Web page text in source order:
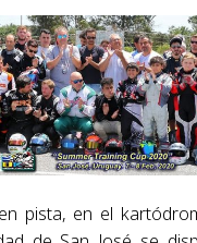
pista, en el